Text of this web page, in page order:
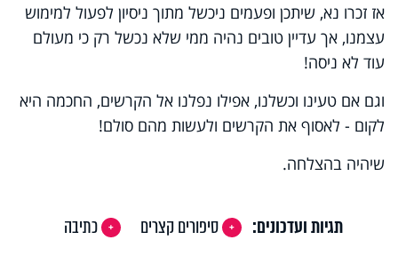
אז זכרו נא, שיתכן ופעמים ניכשל מתוך ניסיון לפעול למימוש
עצמנו, אך עדיין טובים נהיה ממי שלא נכשל רק כי מעולם
עוד לא ניסה!
וגם אם טעינו וכשלנו, אפילו נפלנו אל הקרשים, החכמה היא
לקום - לאסוף את הקרשים ולעשות מהם סולם!
שיהיה בהצלחה.
תגיות ועדכונים: סיפורים קצרים כתיבה